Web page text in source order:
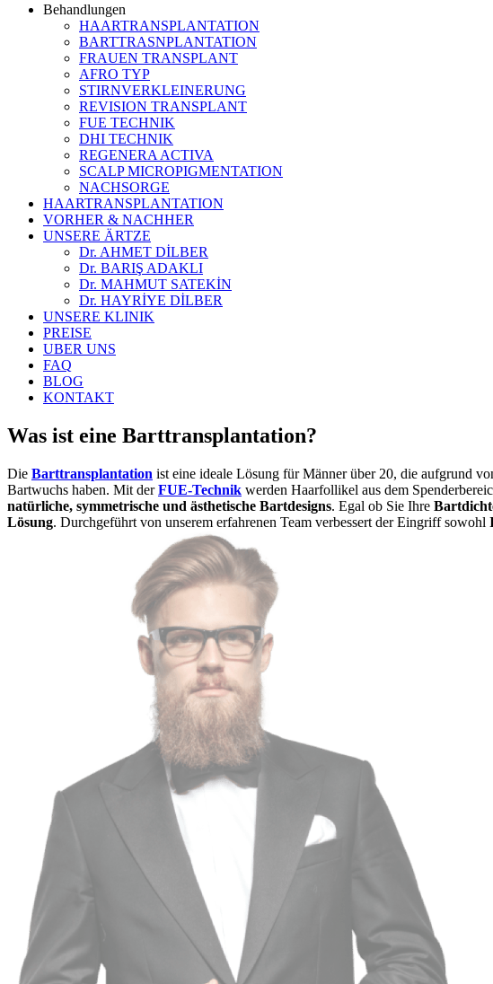
Behandlungen
HAARTRANSPLANTATION
BARTTRASNPLANTATION
FRAUEN TRANSPLANT
AFRO TYP
STIRNVERKLEINERUNG
REVISION TRANSPLANT
FUE TECHNIK
DHI TECHNIK
REGENERA ACTIVA
SCALP MICROPIGMENTATION
NACHSORGE
HAARTRANSPLANTATION
VORHER & NACHHER
UNSERE ÄRTZE
Dr. AHMET DİLBER
Dr. BARIŞ ADAKLI
Dr. MAHMUT SATEKİN
Dr. HAYRİYE DİLBER
UNSERE KLINIK
PREISE
UBER UNS
FAQ
BLOG
KONTAKT
Was ist eine Barttransplantation?
Die Barttransplantation ist eine ideale Lösung für Männer über 20, die aufgrund
Bartwuchs haben. Mit derFUE-Technik werden Haarfollikel aus dem
natürliche, symmetrische und ästhetische Bartdesigns. Egal ob Sie Ihre
Lösung. Durchgeführt von unserem erfahrenen Team verbessert der Eingriff sowohl